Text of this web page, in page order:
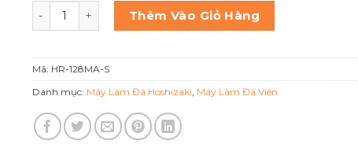
Hoshizaki Tủ mát đứng 4 cánh inox HR-128MA-S số lượng
Thêm Vào Giỏ Hàng
Mã: HR-128MA-S
Danh mục: Máy Làm Đá Hoshizaki, Máy Làm Đá Viên